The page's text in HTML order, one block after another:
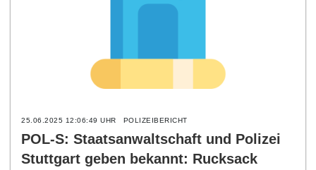
25.06.2025 12:06:49 UHR POLIZEIBERICHT
POL-S: Staatsanwaltschaft und Polizei
Stuttgart geben bekannt: Rucksack